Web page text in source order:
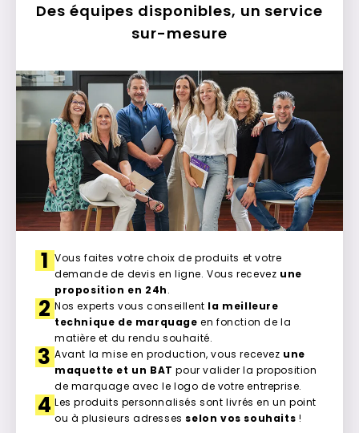
Des équipes disponibles, un service
sur-mesure
1 Vous faites votre choix de produits et votre
demande de devis en ligne. Vous recevez une
proposition en 24h.
2 Nos experts vous conseillent la meilleure
technique de marquage en fonction de la
matière et du rendu souhaité.
3 Avant la mise en production, vous recevez une
maquette et un BAT pour valider la proposition
de marquage avec le logo de votre entreprise.
4 Les produits personnalisés sont livrés en un point
ou à plusieurs adresses selon vos souhaits !